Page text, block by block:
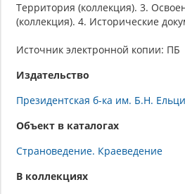
Территория (коллекция). 3.
(коллекция). 4. Исторические
Источник электронной копии: ПБ
Издательство
Президентская б-ка им. Б.Н.
Объект в каталогах
Страноведение. Краеведение
В коллекциях